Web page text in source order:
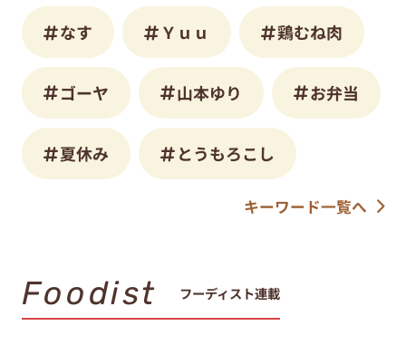
なす Ｙｕｕ 鶏むね肉
ゴーヤ 山本ゆり お弁当
夏休み とうもろこし
キーワード一覧へ
Foodist フーディスト連載